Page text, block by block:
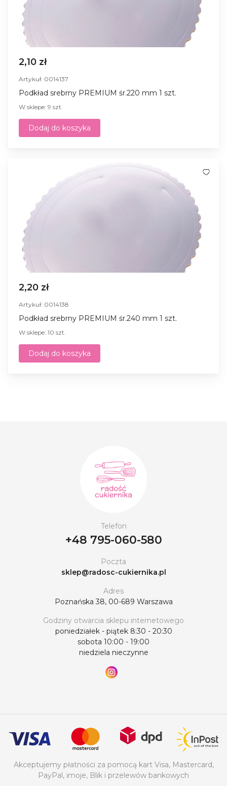
2,10 zł
Artykuł: 0014137
Podkład srebrny PREMIUM śr.220 mm 1 szt.
W sklepe: 9 szt.
Dodaj do koszyka
2,20 zł
Artykuł: 0014138
Podkład srebrny PREMIUM śr.240 mm 1 szt.
W sklepe: 10 szt.
Dodaj do koszyka
Telefon
+48 795-060-580
Poczta
sklep@radosc-cukiernika.pl
Adres
Poznańska 38, 00-689 Warszawa
Godziny otwarcia sklepu internetowego
poniedziałek - piątek 8:30 - 20:30
sobota 10:00 - 19:00
niedziela nieczynne
Akceptujemy płatności za pomocą kart Visa, Mastercard,
PayPal, imoje, Blik i przelewów bankowych